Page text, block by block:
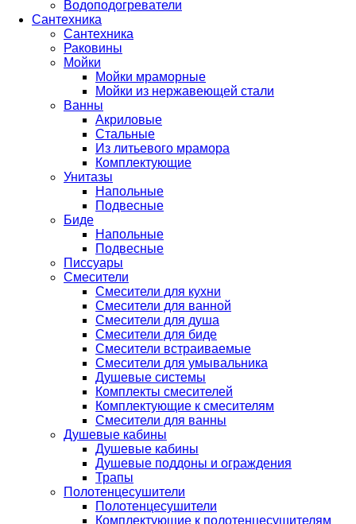
Водоподогреватели
Сантехника
Сантехника
Раковины
Мойки
Мойки мраморные
Мойки из нержавеющей стали
Ванны
Акриловые
Стальные
Из литьевого мрамора
Комплектующие
Унитазы
Напольные
Подвесные
Биде
Напольные
Подвесные
Писсуары
Смесители
Смесители для кухни
Смесители для ванной
Смесители для душа
Смесители для биде
Смесители встраиваемые
Смесители для умывальника
Душевые системы
Комплекты смесителей
Комплектующие к смесителям
Смесители для ванны
Душевые кабины
Душевые кабины
Душевые поддоны и ограждения
Трапы
Полотенцесушители
Полотенцесушители
Комплектующие к полотенцесушителям